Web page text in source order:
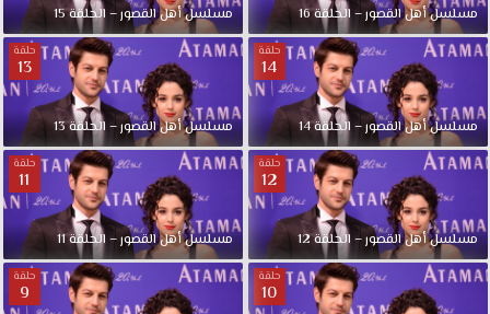
مسلسل أهل القصور – الحلقة 16 مسلسل أهل القصور – الحلقة 15
حلقة
14
مسلسل أهل القصور – الحلقة 14
حلقة
13
مسلسل أهل القصور – الحلقة 13
حلقة
12
مسلسل أهل القصور – الحلقة 12
حلقة
11
مسلسل أهل القصور – الحلقة 11
حلقة
10
حلقة
9